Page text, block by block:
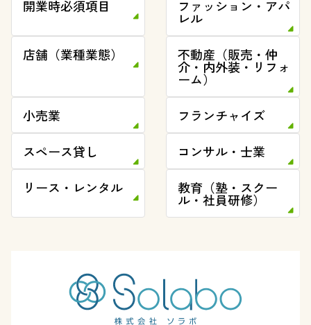
開業時必須項目
ファッション・アパ
レル
店舗（業種業態）
不動産（販売・仲
介・内外装・リフォ
ーム）
小売業
フランチャイズ
スペース貸し
コンサル・士業
リース・レンタル
教育（塾・スクー
ル・社員研修）